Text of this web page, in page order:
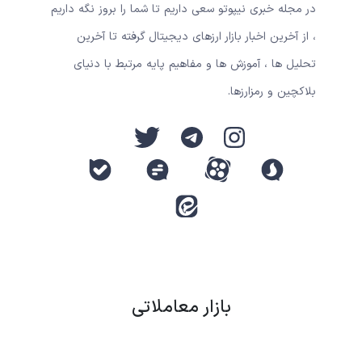
در مجله خبری نیپوتو سعی داریم تا شما را بروز نگه داریم
، از آخرین اخبار بازار ارزهای دیجیتال گرفته تا آخرین
تحلیل ها ، آموزش ها و مفاهیم پایه مرتبط با دنیای
بلاکچین و رمزارزها.
بازار معاملاتی